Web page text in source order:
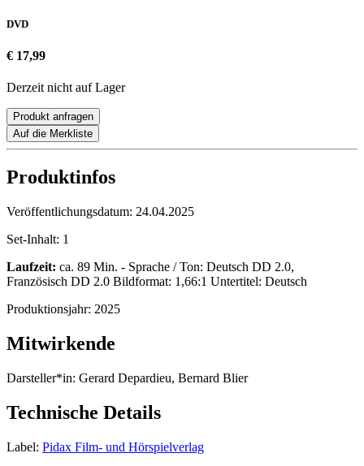
DVD
€ 17,99
Derzeit nicht auf Lager
Produkt anfragen
Auf die Merkliste
Produktinfos
Veröffentlichungsdatum: 24.04.2025
Set-Inhalt: 1
Laufzeit: ca. 89 Min. - Sprache / Ton: Deutsch DD 2.0,
Französisch DD 2.0 Bildformat: 1,66:1 Untertitel: Deutsch
Produktionsjahr: 2025
Mitwirkende
Darsteller*in: Gerard Depardieu, Bernard Blier
Technische Details
Label: Pidax Film- und Hörspielverlag